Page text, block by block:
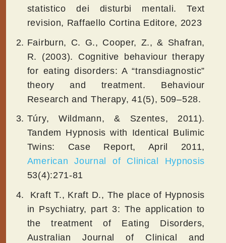
statistico dei disturbi mentali. Text
revision, Raffaello Cortina Editore, 2023
Fairburn, C. G., Cooper, Z., & Shafran,
R. (2003). Cognitive behaviour therapy
for eating disorders: A “transdiagnostic”
theory and treatment. Behaviour
Research and Therapy, 41(5), 509–528.
Túry, Wildmann, & Szentes, 2011).
Tandem Hypnosis with Identical Bulimic
Twins: Case Report, April 2011,
American Journal of Clinical Hypnosis
53(4):271-81
Kraft T., Kraft D., The place of Hypnosis
in Psychiatry, part 3: The application to
the treatment of Eating Disorders,
Australian Journal of Clinical and